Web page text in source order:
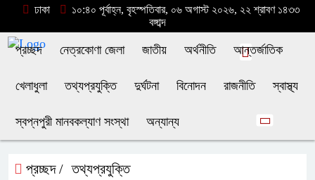
ঢাকা
১০:৪০ পূর্বাহ্ন, বৃহস্পতিবার, ০৬ অগাস্ট ২০২৬, ২২ শ্রাবণ ১৪৩৩
বঙ্গাব্দ
প্রচ্ছদ নেত্রকোণা জেলা জাতীয় অর্থনীতি আন্তর্জাতিক
খেলাধুলা তথ্যপ্রযুক্তি দুর্ঘটনা বিনোদন রাজনীতি স্বাস্থ্য
স্বপ্নপুরী মানবকল্যাণ সংস্থা অন্যান্য
প্রচ্ছদ / তথ্যপ্রযুক্তি